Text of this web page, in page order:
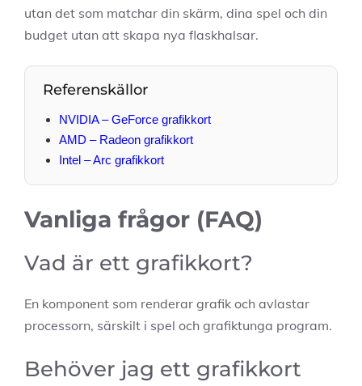
utan det som matchar din skärm, dina spel och din
budget utan att skapa nya flaskhalsar.
Referenskällor
NVIDIA – GeForce grafikkort
AMD – Radeon grafikkort
Intel – Arc grafikkort
Vanliga frågor (FAQ)
Vad är ett grafikkort?
En komponent som renderar grafik och avlastar
processorn, särskilt i spel och grafiktunga program.
Behöver jag ett grafikkort